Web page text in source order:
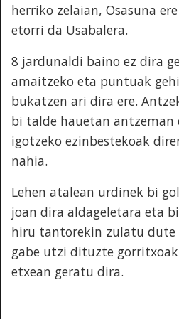
herriko zelaian, Osasuna
etorri da Usabalera.
8 jardunaldi baino ez dira
amaitzeko eta puntuak
bukatzen ari dira ere.
bi talde hauetan antzeman
igotzeko ezinbestekoak
nahia.
Lehen atalean urdinek bi
joan dira aldageletara eta
hiru tantorekin zulatu dute
gabe utzi dituzte
etxean geratu dira.